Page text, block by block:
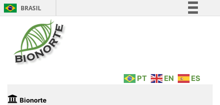
BRASIL
Legislação
PT EN ES
Bionorte